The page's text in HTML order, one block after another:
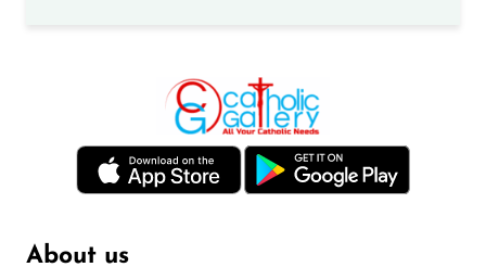
About us